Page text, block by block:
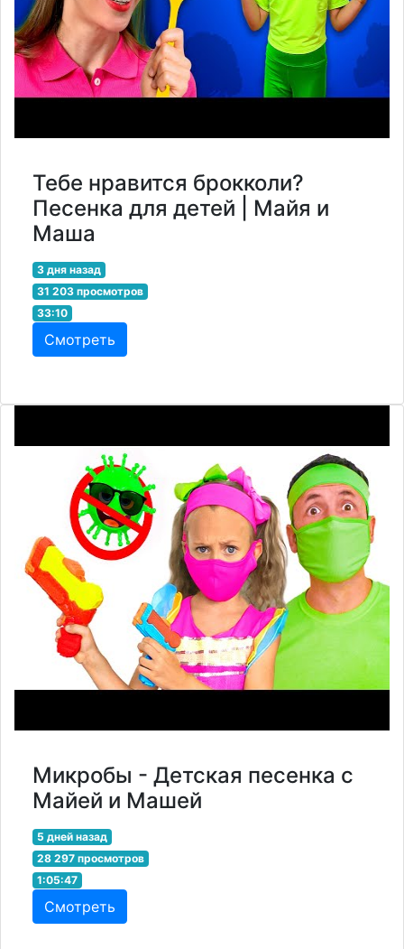
Тебе нравится брокколи?
Песенка для детей | Майя и
Маша
3 дня назад
31 203 просмотров
33:10
Смотреть
Микробы - Детская песенка с
Майей и Машей
5 дней назад
28 297 просмотров
1:05:47
Смотреть